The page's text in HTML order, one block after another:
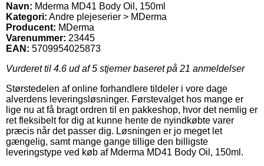
Navn: Mderma MD41 Body Oil, 150ml
Kategori: Andre plejeserier > MDerma
Producent: MDerma
Varenummer: 23445
EAN: 5709954025873
Vurderet til 4.6 ud af 5 stjerner baseret på 21 anmeldelser
Størstedelen af online forhandlere tildeler i vore dage
alverdens leveringsløsninger. Førstevalget hos mange er
lige nu at få bragt ordren til en pakkeshop, hvor det nemlig er
ret fleksibelt for dig at kunne hente de nyindkøbte varer
præcis når det passer dig. Løsningen er jo meget let
gængelig, samt mange gange tillige den billigste
leveringstype ved køb af Mderma MD41 Body Oil, 150ml.